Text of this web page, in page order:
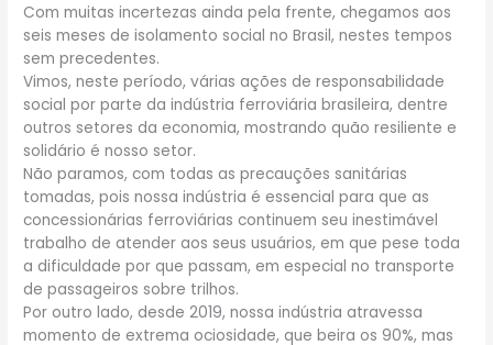
Com muitas incertezas ainda pela frente, chegamos aos
seis meses de isolamento social no Brasil, nestes tempos
sem precedentes.
Vimos, neste período, várias ações de responsabilidade
social por parte da indústria ferroviária brasileira, dentre
outros setores da economia, mostrando quão resiliente e
solidário é nosso setor.
Não paramos, com todas as precauções sanitárias
tomadas, pois nossa indústria é essencial para que as
concessionárias ferroviárias continuem seu inestimável
trabalho de atender aos seus usuários, em que pese toda
a dificuldade por que passam, em especial no transporte
de passageiros sobre trilhos.
Por outro lado, desde 2019, nossa indústria atravessa
momento de extrema ociosidade, que beira os 90%, mas